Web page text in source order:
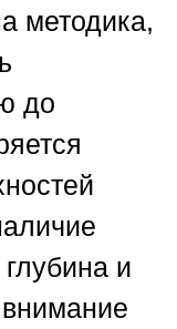
методика,
до
и